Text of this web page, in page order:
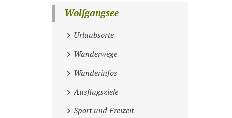
Wolfgangsee
Urlaubsorte
Wanderwege
Wanderinfos
Ausflugsziele
Sport und Freizeit